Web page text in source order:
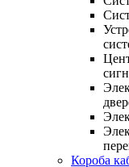
Короба